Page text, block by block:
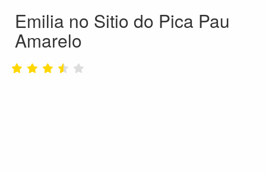
Emilia no Sitio do Pica Pau
Amarelo